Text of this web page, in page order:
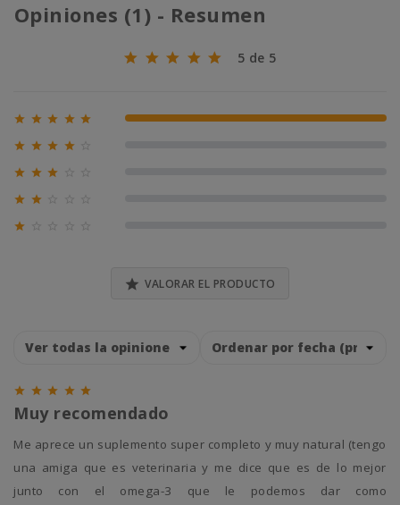
Opiniones (1) - Resumen
5 de 5
     100% (1)
   
  
 

 VALORAR EL PRODUCTO
    
Muy recomendado
Me aprece un suplemento super completo y muy natural (tengo
una amiga que es veterinaria y me dice que es de lo mejor
junto con el omega-3 que le podemos dar como